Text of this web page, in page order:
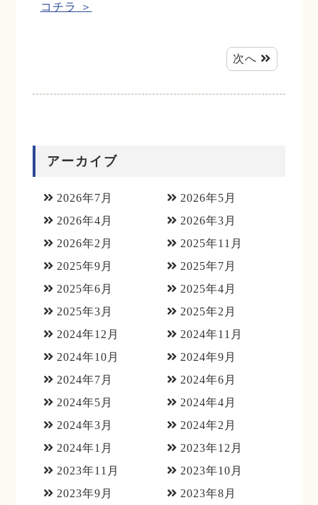
コチラ
次へ
アーカイブ
2026年7月
2026年5月
2026年4月
2026年3月
2026年2月
2025年11月
2025年9月
2025年7月
2025年6月
2025年4月
2025年3月
2025年2月
2024年12月
2024年11月
2024年10月
2024年9月
2024年7月
2024年6月
2024年5月
2024年4月
2024年3月
2024年2月
2024年1月
2023年12月
2023年11月
2023年10月
2023年9月
2023年8月